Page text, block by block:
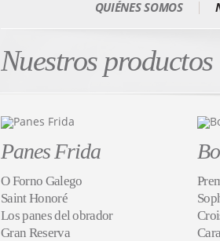
QUIÉNES SOMOS
Nuestros productos
Panes Frida
O Forno Galego
Saint Honoré
Los panes del obrador
Gran Reserva